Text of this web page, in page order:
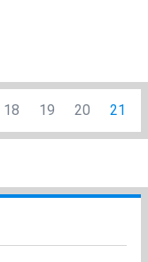
18 19 20 21